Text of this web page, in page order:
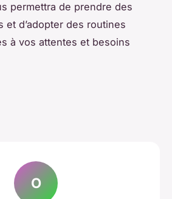
permettra de prendre des
et d’adopter des routines
à vos attentes et besoins
O